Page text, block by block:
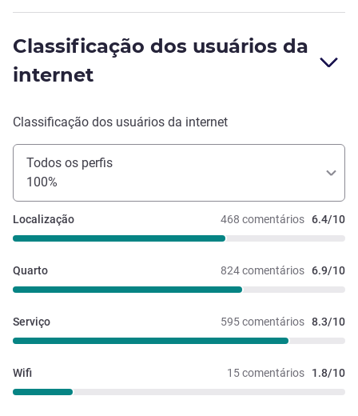
Classificação dos usuários da
internet
Classificação dos usuários da internet
Todos os perfis
100%
468 comentários 6.4/10
Localização
824 comentários 6.9/10
Quarto
595 comentários 8.3/10
Serviço
15 comentários 1.8/10
Wifi